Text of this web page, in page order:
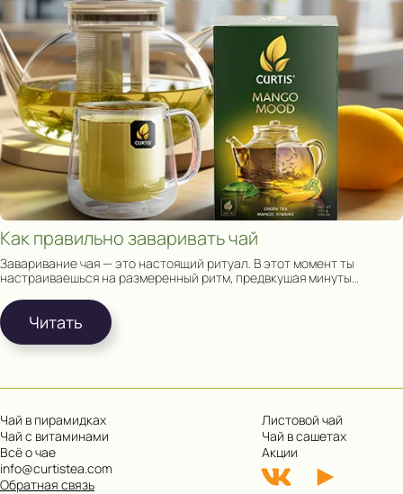
Как правильно заваривать чай
Заваривание чая — это настоящий ритуал. В этот момент ты
настраиваешься на размеренный ритм, предвкушая минуты
Читать
Чай в пирамидках
Листовой чай
Чай с витаминами
Чай в сашетах
Всё о чае
Акции
Обратная связь
info@curtistea.com